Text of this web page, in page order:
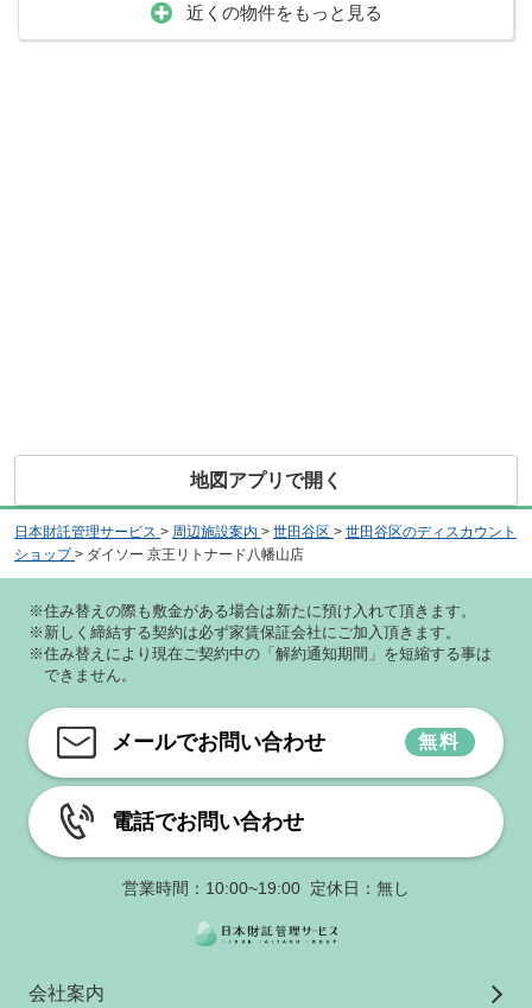
近くの物件をもっと見る
地図アプリで開く
日本財託管理サービス > 周辺施設案内 > 世田谷区 > 世田谷区のディスカウント
ショップ > ダイソー 京王リトナード八幡山店
※住み替えの際も敷金がある場合は新たに預け入れて頂きます。
※新しく締結する契約は必ず家賃保証会社にご加入頂きます。
※住み替えにより現在ご契約中の「解約通知期間」を短縮する事は
できません。
メールでお問い合わせ 無料
電話でお問い合わせ
営業時間：10:00~19:00 定休日：無し
会社案内